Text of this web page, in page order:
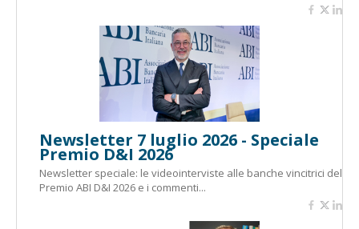
Newsletter 7 luglio 2026 - Speciale
Premio D&I 2026
Newsletter speciale: le videointerviste alle banche vincitrici del
Premio ABI D&I 2026 e i commenti...